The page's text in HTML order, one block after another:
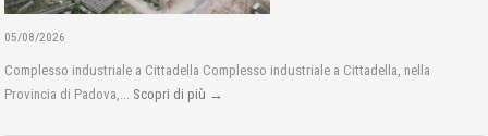
05/08/2026
Complesso industriale a Cittadella Complesso industriale a Cittadella, nella
Provincia di Padova,... Scopri di più →